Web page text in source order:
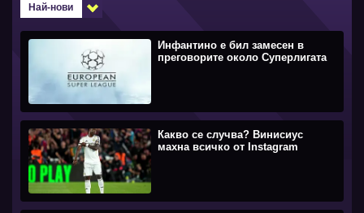
Най-нови
Инфантино е бил замесен в
преговорите около Суперлигата
Какво се случва? Винисиус
махна всичко от Instagram